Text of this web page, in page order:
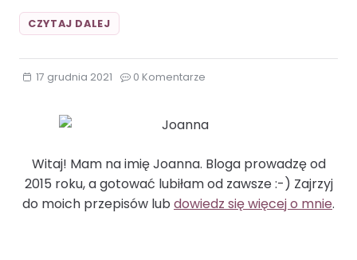
CZYTAJ DALEJBABECZKI
MANDARYNKOWE.BOŻE
JOGURT
POMARAŃCZOWA
17 grudnia 2021 0 Komentarze
Witaj! Mam na imię Joanna. Bloga prowadzę od
2015 roku, a gotować lubiłam od zawsze :-) Zajrzyj
do moich przepisów lub dowiedz się więcej o mnie.